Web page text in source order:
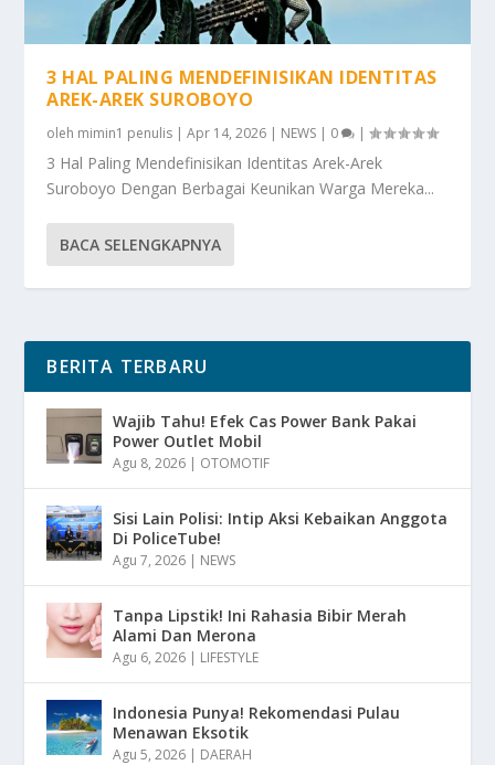
3 HAL PALING MENDEFINISIKAN IDENTITAS
AREK-AREK SUROBOYO
oleh mimin1 penulis |Apr 14, 2026 | NEWS | 0 |
3 Hal Paling Mendefinisikan Identitas Arek-Arek
Suroboyo Dengan Berbagai Keunikan Warga Mereka...
BACA SELENGKAPNYA
BERITA TERBARU
Wajib Tahu! Efek Cas Power Bank Pakai
Power Outlet Mobil
Agu 8, 2026 | OTOMOTIF
Sisi Lain Polisi: Intip Aksi Kebaikan Anggota
Di PoliceTube!
Agu 7, 2026 | NEWS
Tanpa Lipstik! Ini Rahasia Bibir Merah
Alami Dan Merona
Agu 6, 2026 | LIFESTYLE
Indonesia Punya! Rekomendasi Pulau
Menawan Eksotik
Agu 5, 2026 | DAERAH